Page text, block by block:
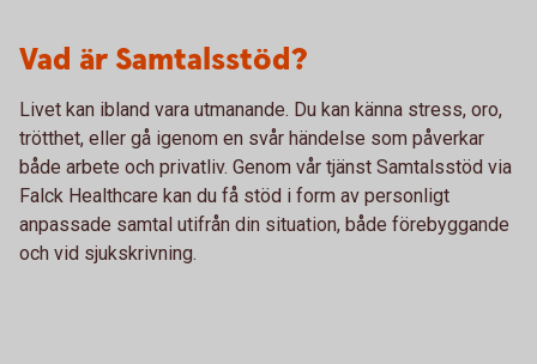
Vad är Samtalsstöd?
Livet kan ibland vara utmanande. Du kan känna stress, oro,
trötthet, eller gå igenom en svår händelse som påverkar
både arbete och privatliv. Genom vår tjänst Samtalsstöd via
Falck Healthcare kan du få stöd i form av personligt
anpassade samtal utifrån din situation, både förebyggande
och vid sjukskrivning.